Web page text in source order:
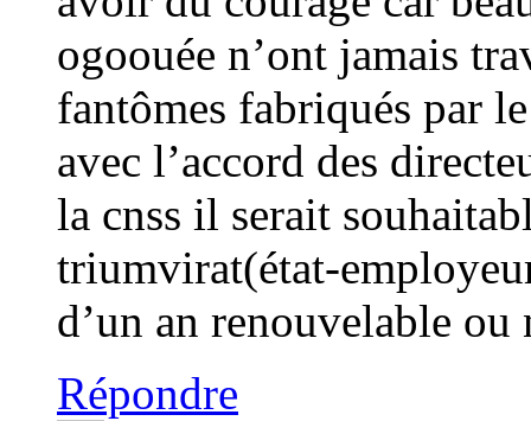
ogoouée n’ont jamais
fantômes fabriqués par
avec l’accord des
la cnss il serait
triumvirat(état-
d’un an renouvelable
Répondre